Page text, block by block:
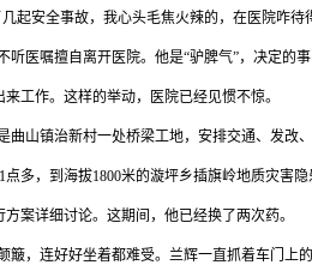
起安全事故，我心头毛焦火辣的，在医院咋待
听医嘱擅自离开医院。他是“驴脾气”，决定的事
工作。这样的举动，医院已经见惯不惊。
曲山镇治新村一处桥梁工地，安排交通、发
点多，到海拔1800米的漩坪乡插旗岭地质灾害
案详细讨论。这期间，他已经换了两次药。
簸，连好好坐着都难受。兰辉一直抓着车门上